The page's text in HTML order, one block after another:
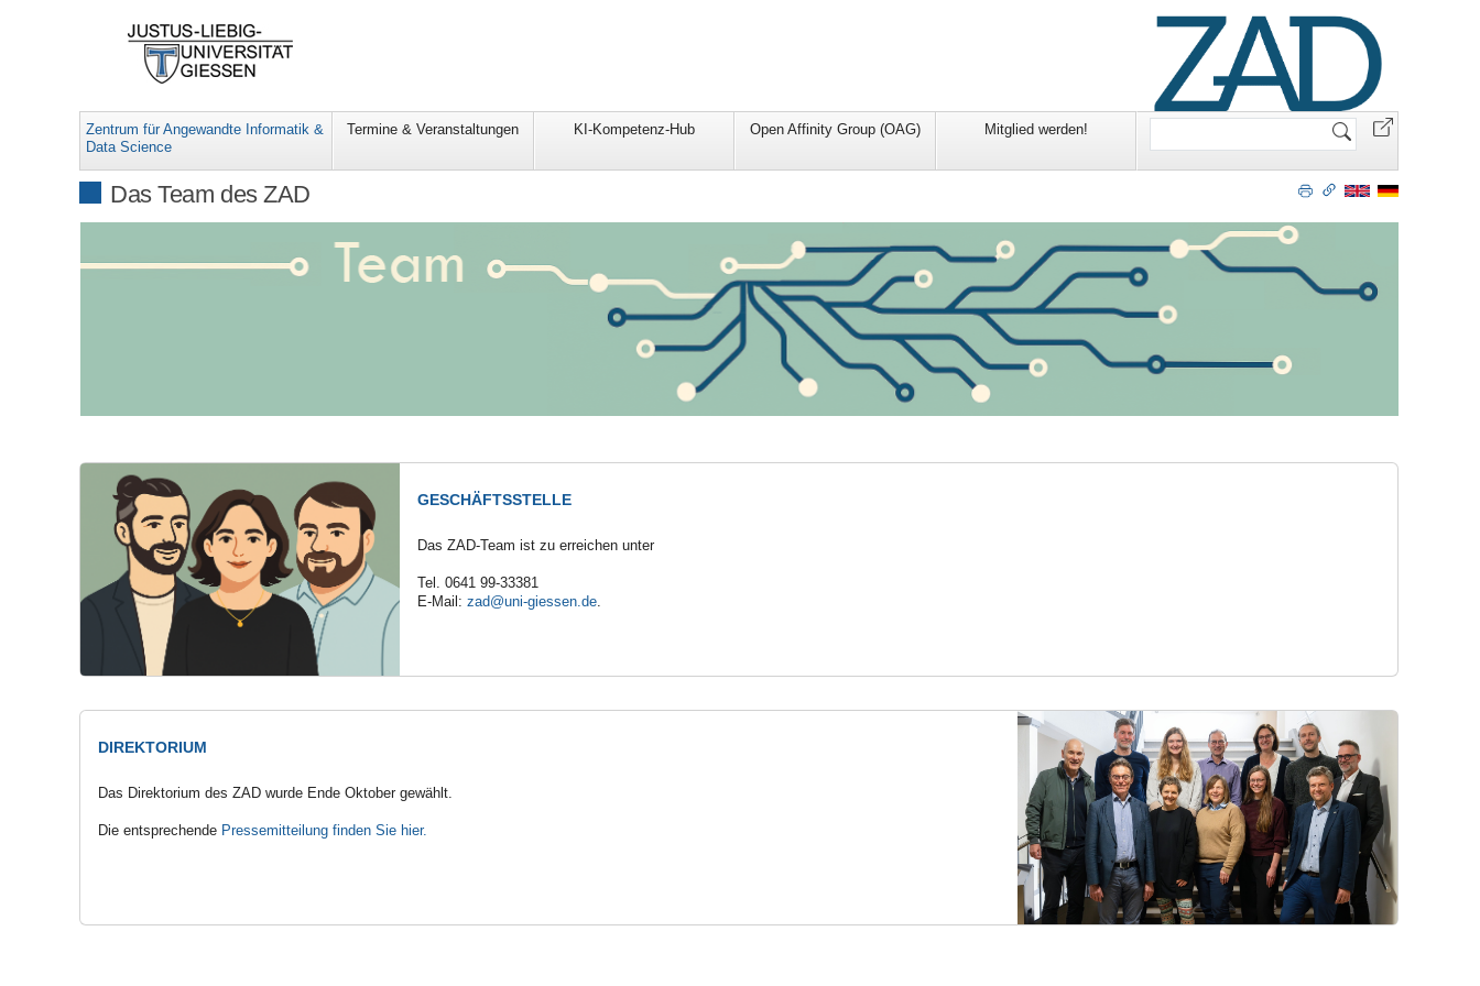
Zentrum für Angewandte Informatik &
Data Science
Termine & Veranstaltungen KI-Kompetenz-Hub Open Affinity Group (OAG) Mitglied werden!
Website
Das Team des ZAD
GESCHÄFTSSTELLE
Das ZAD-Team ist zu erreichen unter
Tel. 0641 99-33381
E-Mail: zad
DIREKTORIUM
Das Direktorium des ZAD wurde Ende Oktober gewählt.
Die entsprechende Pressemitteilung finden Sie hier.